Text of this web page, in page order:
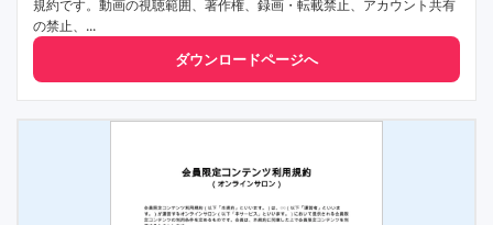
規約です。動画の視聴範囲、著作権、録画・転載禁止、アカウント共有
の禁止、...
ダウンロードページへ